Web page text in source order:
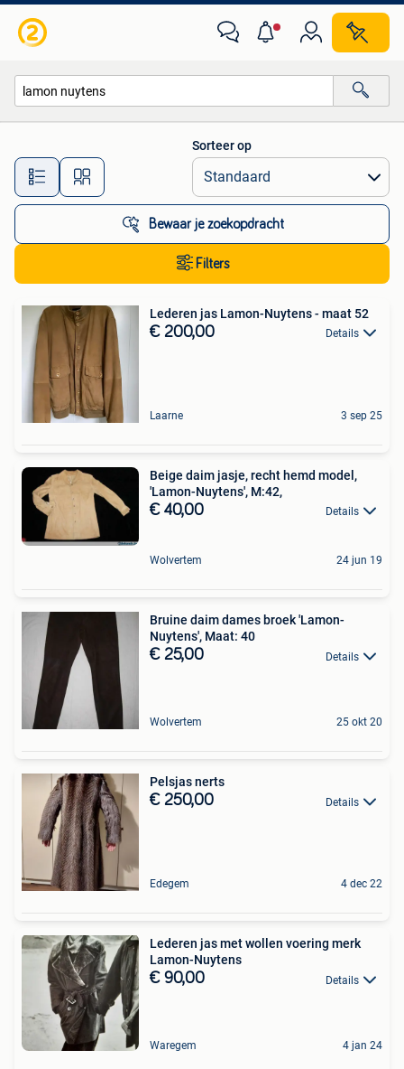
Alle afstanden…
Sorteer op
Bewaar je zoekopdracht
Filters
Lederen jas Lamon-Nuytens - maat 52
€ 200,00 Details
Laarne 3 sep 25
Beige daim jasje, recht hemd model,
'Lamon-Nuytens', M:42,
€ 40,00 Details
Wolvertem 24 jun 19
Bruine daim dames broek 'Lamon-
Nuytens', Maat: 40
€ 25,00 Details
Wolvertem 25 okt 20
Pelsjas nerts
€ 250,00 Details
Edegem 4 dec 22
Lederen jas met wollen voering merk
Lamon-Nuytens
€ 90,00 Details
Waregem 4 jan 24